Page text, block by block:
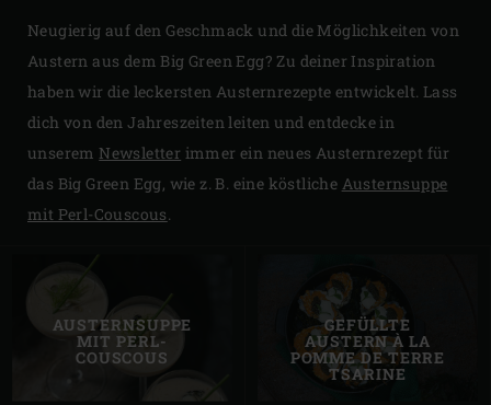
Neugierig auf den Geschmack und die Möglichkeiten von
Austern aus dem Big Green Egg? Zu deiner Inspiration
haben wir die leckersten Austernrezepte entwickelt. Lass
dich von den Jahreszeiten leiten und entdecke in
unserem Newsletter immer ein neues Austernrezept für
das Big Green Egg, wie z. B. eine köstliche Austernsuppe
mit Perl-Couscous
AUSTERNSUPPE
MIT PERL-
COUSCOUS
GEFÜLLTE
AUSTERN À LA
POMME DE TERRE
TSARINE